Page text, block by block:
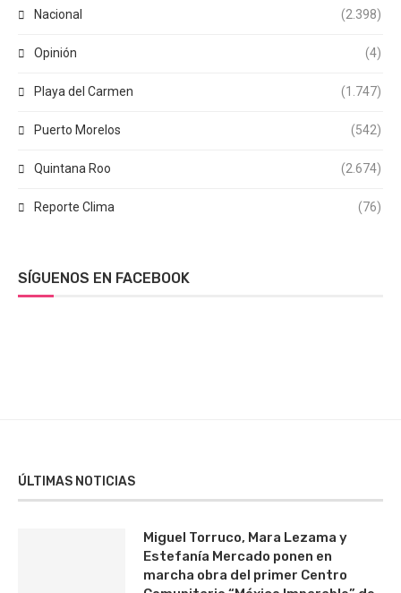
Nacional (2.398)
Opinión (4)
Playa del Carmen (1.747)
Puerto Morelos (542)
Quintana Roo (2.674)
Reporte Clima (76)
SÍGUENOS EN FACEBOOK
ÚLTIMAS NOTICIAS
Miguel Torruco, Mara Lezama y
Estefanía Mercado ponen en
marcha obra del primer Centro